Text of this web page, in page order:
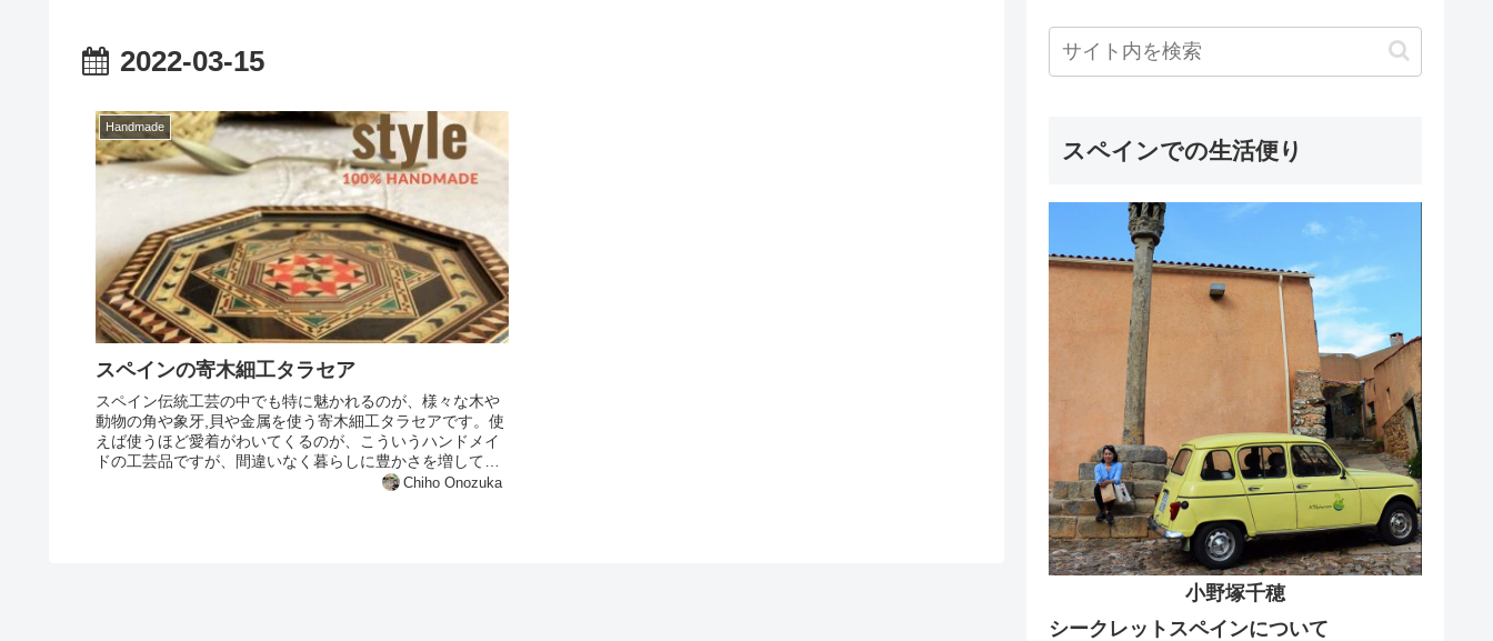
2022-03-15
Handmade
スペインの寄木細工タラセア
スペイン伝統工芸の中でも特に魅かれるのが、様々な木や
動物の角や象牙,貝や金属を使う寄木細工タラセアです。使
えば使うほど愛着がわいてくるのが、こういうハンドメイ
ドの工芸品ですが、間違いなく暮らしに豊かさを増してく
Chiho Onozuka
スペインでの生活便り
小野塚千穂
シークレットスペインについて